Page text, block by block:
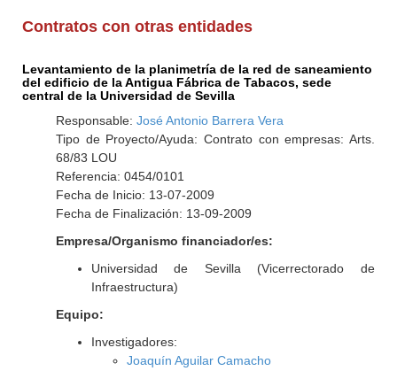
Contratos con otras entidades
Levantamiento de la planimetría de la red de saneamiento
del edificio de la Antigua Fábrica de Tabacos, sede
central de la Universidad de Sevilla
Responsable: José Antonio Barrera Vera
Tipo de Proyecto/Ayuda: Contrato con empresas: Arts.
68/83 LOU
Referencia: 0454/0101
Fecha de Inicio: 13-07-2009
Fecha de Finalización: 13-09-2009
Empresa/Organismo financiador/es:
Universidad de Sevilla (Vicerrectorado de
Infraestructura)
Equipo:
Investigadores:
Joaquín Aguilar Camacho